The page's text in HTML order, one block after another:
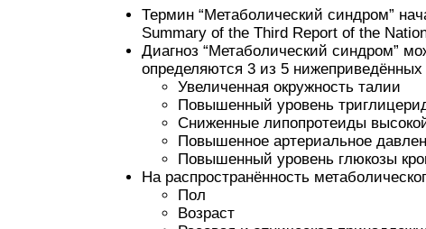
Термин “Метаболический синдром”
Summary of the Third Report of the
Диагноз “Метаболический синдром”
определяются 3 из 5 нижеприведённых
Увеличенная окружность талии
Повышенный уровень
Сниженные липопротеиды
Повышенное артериальное
Повышенный уровень глюкозы
На распространённость
Пол
Возраст